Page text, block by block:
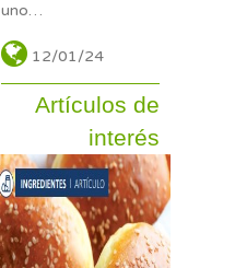
uno…
12/01/24
Artículos de
interés